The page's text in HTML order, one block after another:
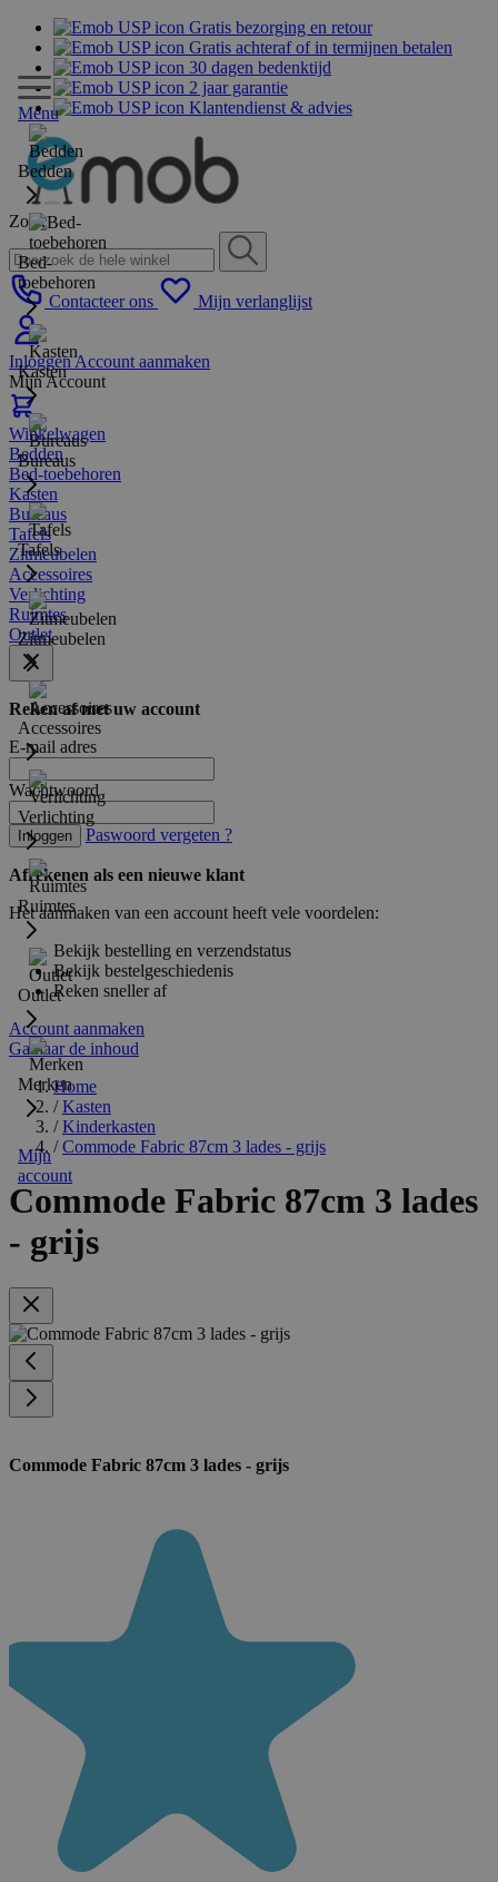
Gratis bezorging en retour
Gratis achteraf of in termijnen betalen
30 dagen bedenktijd
2 jaar garantie
Klantendienst & advies
Zoek
Contacteer ons Mijn verlanglijst
InloggenAccount aanmaken
Mijn Account
Winkelwagen
Menu
Bedden
Bed-
toebehoren
Kasten
Bureaus
Tafels
Zitmeubelen
Accessoires
Verlichting
Ruimtes
Outlet
Merken
Mijn
account
Bedden
Bed-toebehoren
Kasten
Bureaus
Tafels
Zitmeubelen
Accessoires
Verlichting
Ruimtes
Outlet
Reken af met uw account
E-mail adres
Wachtwoord
Inloggen Paswoord vergeten ?
Afrekenen als een nieuwe klant
Het aanmaken van een account heeft vele voordelen:
Bekijk bestelling en verzendstatus
Bekijk bestelgeschiedenis
Reken sneller af
Account aanmaken
Ga naar de inhoud
Home
/ Kasten
/ Kinderkasten
/ Commode Fabric 87cm 3 lades - grijs
Commode Fabric 87cm 3 lades
- grijs
Commode Fabric 87cm 3 lades - grijs